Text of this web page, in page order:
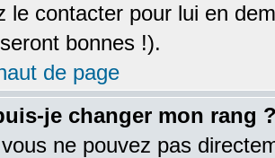
le contacter pour lui en
bonnes !).
de page
je changer mon rang
ne pouvez pas